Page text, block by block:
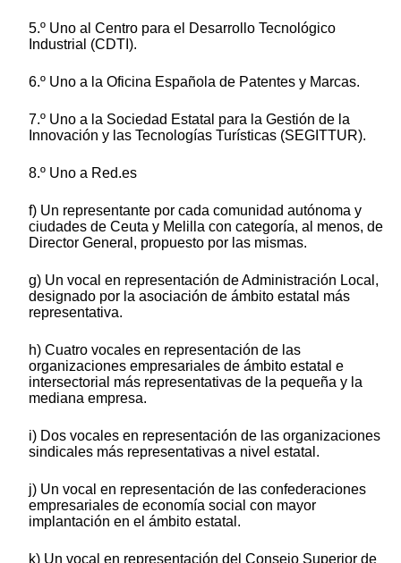
5.º Uno al Centro para el Desarrollo Tecnológico
Industrial (CDTI).
6.º Uno a la Oficina Española de Patentes y Marcas.
7.º Uno a la Sociedad Estatal para la Gestión de la
Innovación y las Tecnologías Turísticas (SEGITTUR).
8.º Uno a Red.es
f) Un representante por cada comunidad autónoma y
ciudades de Ceuta y Melilla con categoría, al menos, de
Director General, propuesto por las mismas.
g) Un vocal en representación de Administración Local,
designado por la asociación de ámbito estatal más
representativa.
h) Cuatro vocales en representación de las
organizaciones empresariales de ámbito estatal e
intersectorial más representativas de la pequeña y la
mediana empresa.
i) Dos vocales en representación de las organizaciones
sindicales más representativas a nivel estatal.
j) Un vocal en representación de las confederaciones
empresariales de economía social con mayor
implantación en el ámbito estatal.
k) Un vocal en representación del Consejo Superior de